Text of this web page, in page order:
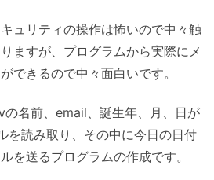
ュリティの操作は怖いので中々触
ますが、プログラムから実際にメ
できるので中々面白いです。
名前、email、誕生年、月、日が
を読み取り、その中に今日の日付
を送るプログラムの作成です。